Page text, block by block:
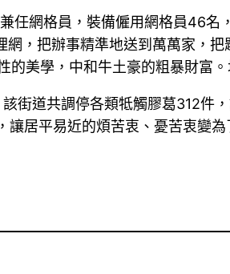
任網格員，裝備僱用網格員46名
，把辦事精準地送到萬萬家，
的美學，中和牛土豪的粗暴財富
街道共調停各類牴觸膠葛312件
，讓居平易近的煩苦衷、憂苦衷變為